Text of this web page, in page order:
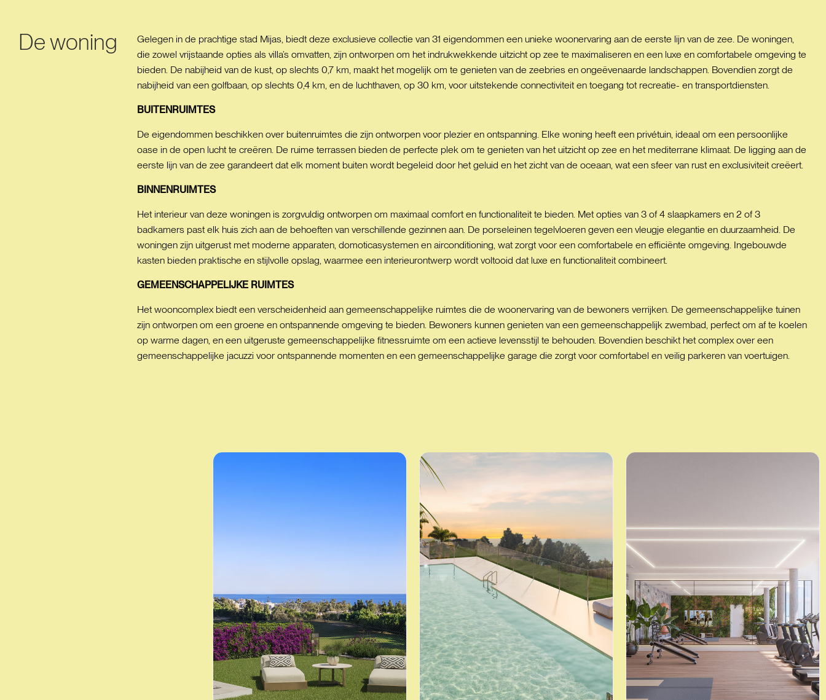
De woning
Gelegen in de prachtige stad Mijas, biedt deze exclusieve collectie van 31 eigendommen een unieke woonervaring aan de eerste lijn van de zee. De woningen,
die zowel vrijstaande opties als villa’s omvatten, zijn ontworpen om het indrukwekkende uitzicht op zee te maximaliseren en een luxe en comfortabele omgeving te
bieden. De nabijheid van de kust, op slechts 0,7 km, maakt het mogelijk om te genieten van de zeebries en ongeëvenaarde landschappen. Bovendien zorgt de
nabijheid van een golfbaan, op slechts 0,4 km, en de luchthaven, op 30 km, voor uitstekende connectiviteit en toegang tot recreatie- en transportdiensten.
BUITENRUIMTES
De eigendommen beschikken over buitenruimtes die zijn ontworpen voor plezier en ontspanning. Elke woning heeft een privétuin, ideaal om een persoonlijke
oase in de open lucht te creëren. De ruime terrassen bieden de perfecte plek om te genieten van het uitzicht op zee en het mediterrane klimaat. De ligging aan de
eerste lijn van de zee garandeert dat elk moment buiten wordt begeleid door het geluid en het zicht van de oceaan, wat een sfeer van rust en exclusiviteit creëert.
BINNENRUIMTES
Het interieur van deze woningen is zorgvuldig ontworpen om maximaal comfort en functionaliteit te bieden. Met opties van 3 of 4 slaapkamers en 2 of 3
badkamers past elk huis zich aan de behoeften van verschillende gezinnen aan. De porseleinen tegelvloeren geven een vleugje elegantie en duurzaamheid. De
woningen zijn uitgerust met moderne apparaten, domoticasystemen en airconditioning, wat zorgt voor een comfortabele en efficiënte omgeving. Ingebouwde
kasten bieden praktische en stijlvolle opslag, waarmee een interieurontwerp wordt voltooid dat luxe en functionaliteit combineert.
GEMEENSCHAPPELIJKE RUIMTES
Het wooncomplex biedt een verscheidenheid aan gemeenschappelijke ruimtes die de woonervaring van de bewoners verrijken. De gemeenschappelijke tuinen
zijn ontworpen om een groene en ontspannende omgeving te bieden. Bewoners kunnen genieten van een gemeenschappelijk zwembad, perfect om af te koelen
op warme dagen, en een uitgeruste gemeenschappelijke fitnessruimte om een actieve levensstijl te behouden. Bovendien beschikt het complex over een
gemeenschappelijke jacuzzi voor ontspannende momenten en een gemeenschappelijke garage die zorgt voor comfortabel en veilig parkeren van voertuigen.